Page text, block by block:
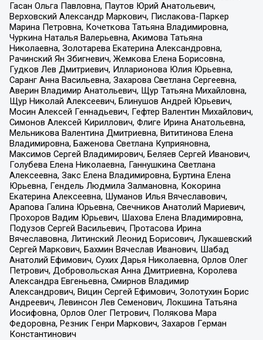
Гасан Ольга Павловна, Паутов Юрий Анатольевич,
Верховский Александр Маркович, Пислакова-Паркер
Марина Петровна, Кочеткова Татьяна Владимировна,
Чуркина Наталья Валерьевна, Акимова Татьяна
Николаевна, Золотарева Екатерина Александровна,
Рачинский Ян Збигневич, Жемкова Елена Борисовна,
Гудков Лев Дмитриевич, Илларионова Юлия Юрьевна,
Саранг Анна Васильевна, Захарова Светлана Сергеевна,
Аверин Владимир Анатольевич, Щур Татьяна Михайловна,
Щур Николай Алексеевич, Блинушов Андрей Юрьевич,
Мосин Алексей Геннадьевич, Гефтер Валентин Михайлович,
Симонов Алексей Кириллович, Флиге Ирина Анатольевна,
Мельникова Валентина Дмитриевна, Вититинова Елена
Владимировна, Баженова Светлана Куприяновна,
Максимов Сергей Владимирович, Беляев Сергей Иванович,
Голубева Елена Николаевна, Ганнушкина Светлана
Алексеевна, Закс Елена Владимировна, Буртина Елена
Юрьевна, Гендель Людмила Залмановна, Кокорина
Екатерина Алексеевна, Шуманов Илья Вячеславович,
Арапова Галина Юрьевна, Свечников Анатолий Мариевич,
Прохоров Вадим Юрьевич, Шахова Елена Владимировна,
Подузов Сергей Васильевич, Протасова Ирина
Вячеславовна, Литинский Леонид Борисович, Лукашевский
Сергей Маркович, Бахмин Вячеслав Иванович, Шабад
Анатолий Ефимович, Сухих Дарья Николаевна, Орлов Олег
Петрович, Добровольская Анна Дмитриевна, Королева
Александра Евгеньевна, Смирнов Владимир
Александрович, Вицин Сергей Ефимович, Золотухин Борис
Андреевич, Левинсон Лев Семенович, Локшина Татьяна
Иосифовна, Орлов Олег Петрович, Полякова Мара
Федоровна, Резник Генри Маркович, Захаров Герман
Константинович